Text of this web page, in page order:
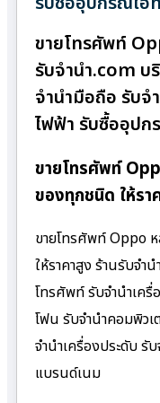
ขายโทรศัพท์
รับจํานํา.com บ
จำนำมือถือ รับจ
ไฟฟ้า รับซื้ออุปก
ขายโทรศัพท์
ของทุกชนิด ให้รา
ขายโทรศัพท์ Oppo
ให้ราคาสูง ร้านรับจํา
โทรศัพท์ รับจำนำเครื่
โฟน รับจำนำคอมพิว
จำนำเครื่องประดับ รั
แบรนด์เนม